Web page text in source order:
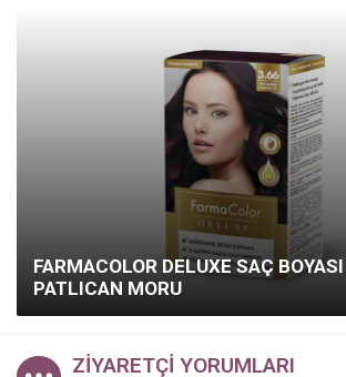
FARMACOLOR DELUXE SAÇ BOYASI
PATLICAN MORU
ZİYARETÇİ YORUMLARI